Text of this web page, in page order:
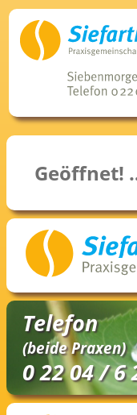
Geöffnet!
Telefon
(beide Praxen)
0 22 04 / 6